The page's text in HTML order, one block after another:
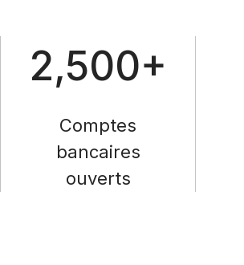
2,500+
Comptes
bancaires
ouverts